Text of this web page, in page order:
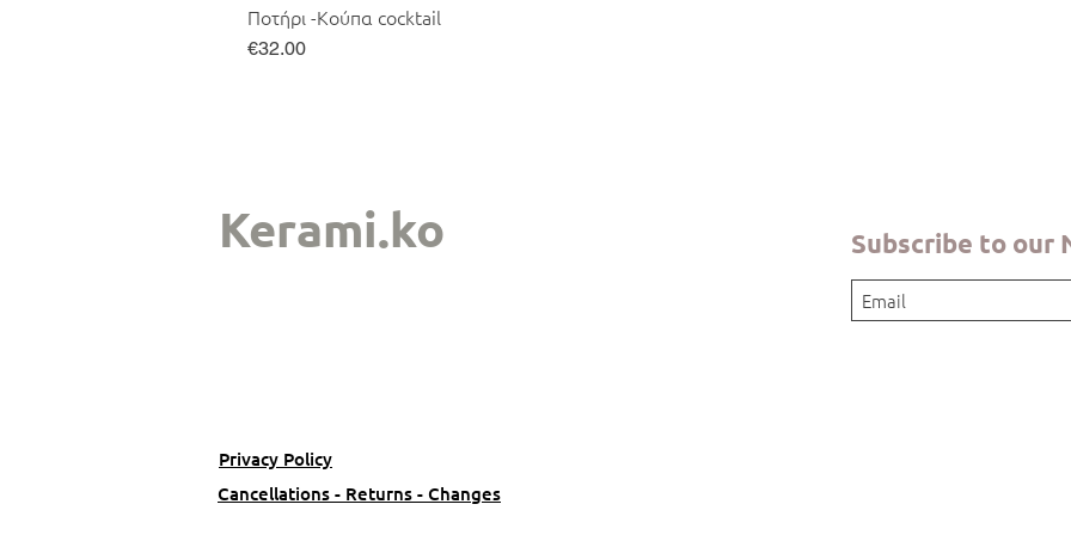
Ποτήρι -Κούπα cocktail
Price
€32.00
Kerami.ko
Privacy Policy
Cancellations - Returns - Changes
Subscribe to our